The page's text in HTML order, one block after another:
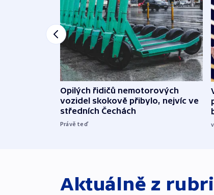
Opilých řidičů nemotorových
vozidel skokově přibylo, nejvíc ve
středních Čechách
Právě teď
Aktuálně z